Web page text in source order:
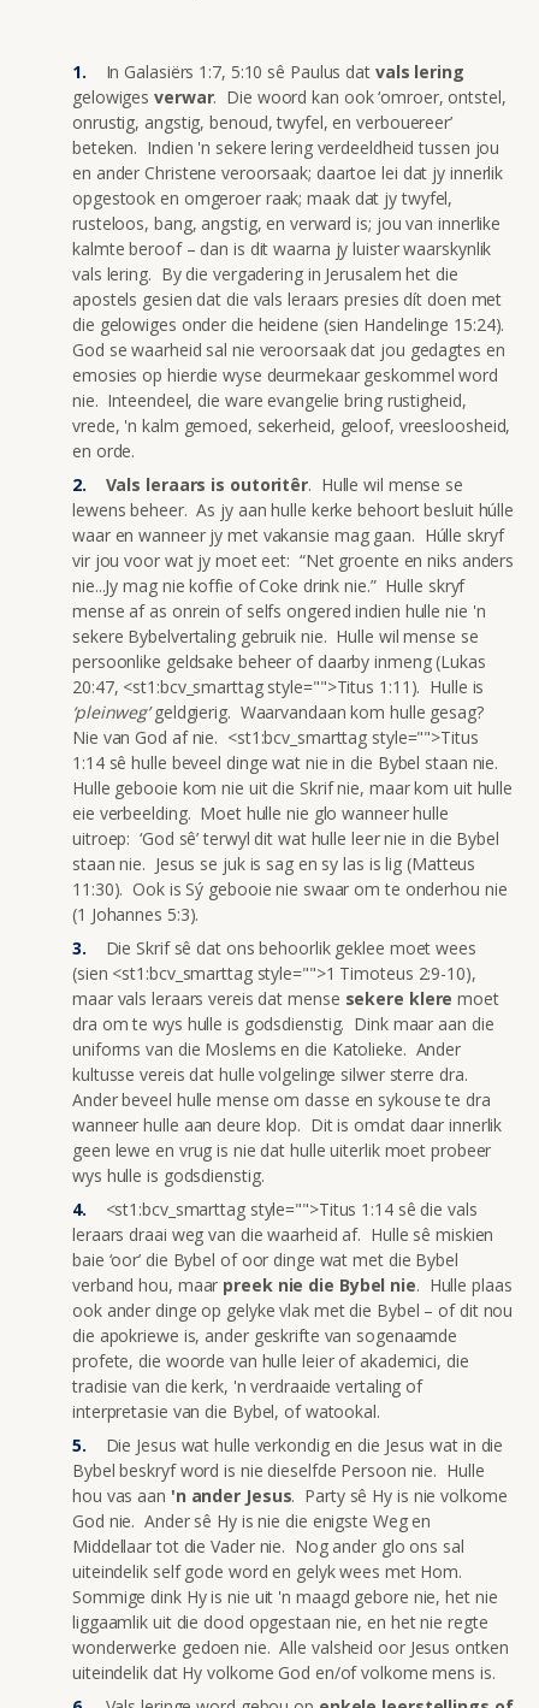
In Galasiërs 1:7, 5:10 sê Paulus dat vals lering
gelowigesverwar. Die woord kan ook ‘omroer, ontstel,
onrustig, angstig, benoud, twyfel, en verbouereer’
beteken. Indien 'n sekere lering verdeeldheid tussen jou
en ander Christene veroorsaak; daartoe lei dat jy innerlik
opgestook en omgeroer raak; maak dat jy twyfel,
rusteloos, bang, angstig, en verward is; jou van innerlike
kalmte beroof – dan is dit waarna jy luister waarskynlik
vals lering. By die vergadering in Jerusalem het die
apostels gesien dat die vals leraars presies dít doen met
die gelowiges onder die heidene (sien Handelinge 15:24).
God se waarheid sal nie veroorsaak dat jou gedagtes en
emosies op hierdie wyse deurmekaar geskommel word
nie. Inteendeel, die ware evangelie bring rustigheid,
vrede, 'n kalm gemoed, sekerheid, geloof, vreesloosheid,
en orde.
Vals leraars is outoritêr. Hulle wil mense se
lewens beheer. As jy aan hulle kerke behoort besluit húlle
waar en wanneer jy met vakansie mag gaan. Húlle skryf
vir jou voor wat jy moet eet: “Net groente en niks anders
nie...Jy mag nie koffie of Coke drink nie.” Hulle skryf
mense af as onrein of selfs ongered indien hulle nie 'n
sekere Bybelvertaling gebruik nie. Hulle wil mense se
persoonlike geldsake beheer of daarby inmeng (Lukas
20:47, <st1:bcv_smarttag style="">Titus 1:11). Hulle is
‘pleinweg’geldgierig. Waarvandaan kom hulle gesag?
Nie van God af nie. <st1:bcv_smarttag style="">Titus
1:14 sê hulle beveel dinge wat nie in die Bybel staan nie.
Hulle gebooie kom nie uit die Skrif nie, maar kom uit hulle
eie verbeelding. Moet hulle nie glo wanneer hulle
uitroep: ‘God sê’ terwyl dit wat hulle leer nie in die Bybel
staan nie. Jesus se juk is sag en sy las is lig (Matteus
11:30). Ook is Sý gebooie nie swaar om te onderhou nie
(1 Johannes 5:3).
Die Skrif sê dat ons behoorlik geklee moet wees
(sien <st1:bcv_smarttag style="">1 Timoteus 2:9-10),
maar vals leraars vereis dat mense sekere klere moet
dra om te wys hulle is godsdienstig. Dink maar aan die
uniforms van die Moslems en die Katolieke. Ander
kultusse vereis dat hulle volgelinge silwer sterre dra.
Ander beveel hulle mense om dasse en sykouse te dra
wanneer hulle aan deure klop. Dit is omdat daar innerlik
geen lewe en vrug is nie dat hulle uiterlik moet probeer
wys hulle is godsdienstig.
<st1:bcv_smarttag style="">Titus 1:14 sê die vals
leraars draai weg van die waarheid af. Hulle sê miskien
baie ‘oor’ die Bybel of oor dinge wat met die Bybel
verband hou, maar preek nie die Bybel nie. Hulle plaas
ook ander dinge op gelyke vlak met die Bybel – of dit nou
die apokriewe is, ander geskrifte van sogenaamde
profete, die woorde van hulle leier of akademici, die
tradisie van die kerk, 'n verdraaide vertaling of
interpretasie van die Bybel, of watookal.
Die Jesus wat hulle verkondig en die Jesus wat in die
Bybel beskryf word is nie dieselfde Persoon nie. Hulle
hou vas aan 'n ander Jesus. Party sê Hy is nie volkome
God nie. Ander sê Hy is nie die enigste Weg en
Middellaar tot die Vader nie. Nog ander glo ons sal
uiteindelik self gode word en gelyk wees met Hom.
Sommige dink Hy is nie uit 'n maagd gebore nie, het nie
liggaamlik uit die dood opgestaan nie, en het nie regte
wonderwerke gedoen nie. Alle valsheid oor Jesus ontken
uiteindelik dat Hy volkome God en/of volkome mens is.